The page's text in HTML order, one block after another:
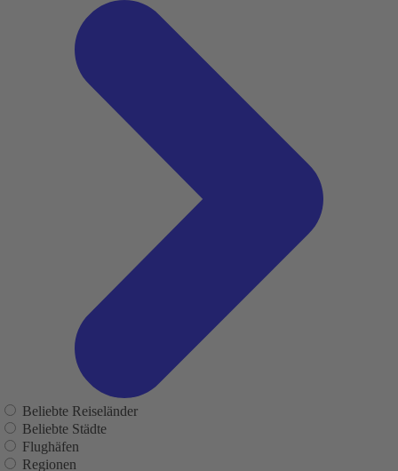
Beliebte Reiseländer
Beliebte Städte
Flughäfen
Regionen